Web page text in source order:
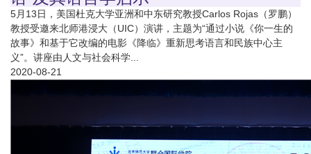
5月13日，美国杜克大学亚洲和中东研究教授Carlos Rojas（罗鹏）
教授受邀来北师港浸大（UIC）演讲，主题为“通过小说《你一生的
故事》和基于它改编的电影《降临》重新思考语言和民族中心主
义”。讲座由人文与社会科学...
2020-08-21